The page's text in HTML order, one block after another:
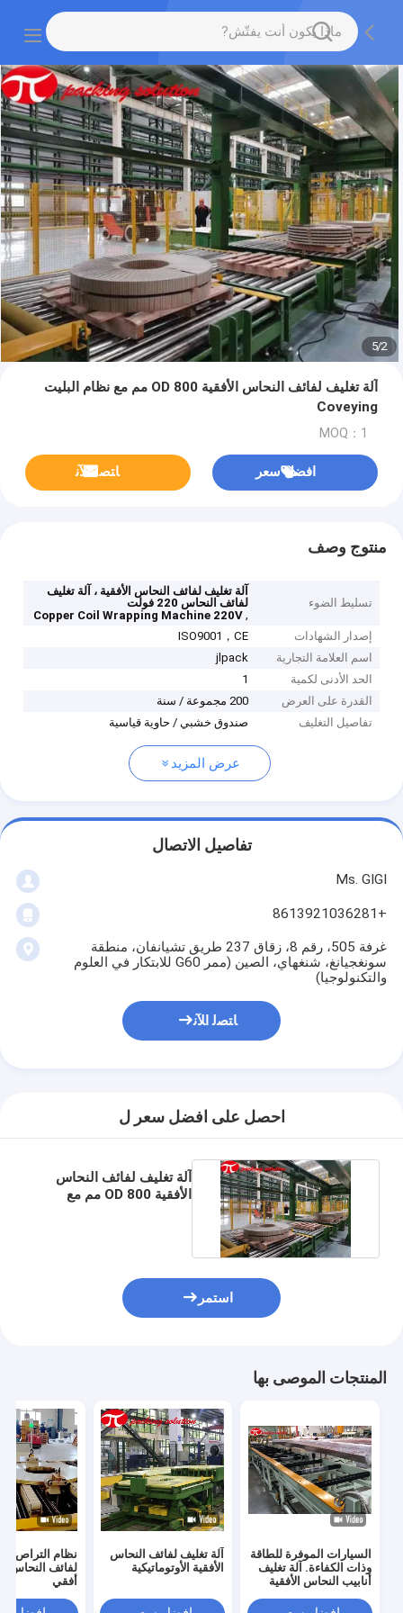
2
/
5
آلة تغليف لفائف النحاس الأفقية OD 800 مم مع نظام البليت
Coveying
MOQ：1
افضل سعر ﺎﺘﺼﻟ ﺍﻶﻧ
منتوج وصف
تسليط الضوء
آلة تغليف لفائف النحاس الأفقية ، آلة تغليف
لفائف النحاس 220 فولت
,
Copper Coil Wrapping Machine 220V
إصدار الشهادات
ISO9001，CE
اسم العلامة التجارية
jlpack
الحد الأدنى لكمية
1
القدرة على العرض
200 مجموعة / سنة
تفاصيل التغليف
صندوق خشبي / حاوية قياسية
عرض المزيد
تفاصيل الاتصال
Ms. GIGI
+8613921036281
غرفة 505، رقم 8، زقاق 237 طريق تشيانفان، منطقة
سونغجيانغ، شنغهاي، الصين (ممر G60 للابتكار في العلوم
والتكنولوجيا)
ﺎﺘﺼﻟ ﺍﻶﻧ
احصل على افضل سعر ل
آلة تغليف لفائف النحاس
الأفقية OD 800 مم مع
استمر
المنتجات الموصى بها
السيارات الموفرة للطاقة
وذات الكفاءة. آلة تغليف
أنابيب النحاس الأفقية
آلة تغليف لفائف النحاس
الأفقية الأوتوماتيكية
نظام التراص
لفائف النحاس
أفقي